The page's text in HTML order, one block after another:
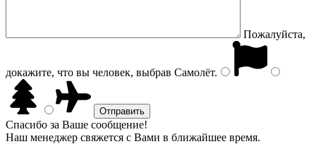
Пожалуйста,
докажите, что вы человек, выбрав Самолёт.
Спасибо за Ваше сообщение!
Наш менеджер свяжется с Вами в ближайшее время.